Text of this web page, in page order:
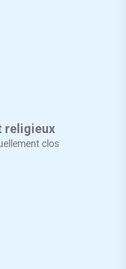
religieux
clos